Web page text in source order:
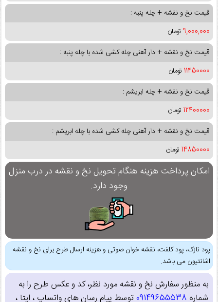
قیمت نخ و نقشه + چله پنبه :
9,000,000 تومان
قیمت نخ و نقشه + دار آهنی چله کشی شده با چله پنبه :
11450000 تومان
قیمت نخ و نقشه + چله ابریشم :
12400000 تومان
قیمت نخ و نقشه + دار آهنی چله کشی شده با چله ابریشم :
14850000 تومان
امکان پرداخت هزینه هنگام تحویل نخ و نقشه در درب منزل
وجود دارد.
پود نازک، پود کلفت، نقشه خوان صوتی و هزینه ارسال طرح برای نخ و نقشه
اشانتیون می باشد.
به منظور سفارش نخ و نقشه مورد نظر، کد و عکس طرح را به
شماره 09149655538توسط پیام رسان های واتساپ ، ایتا ،